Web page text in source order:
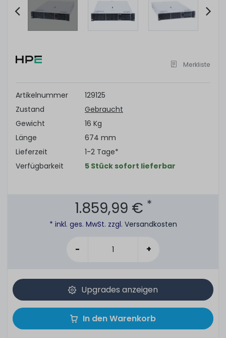
of
Merkliste
Artikelnummer
129125
Zustand
Gebraucht
Gewicht
16 Kg
Länge
674 mm
Lieferzeit
1-2 Tage*
Verfügbarkeit
5 Stück sofort lieferbar
1.859,99 € *
* inkl. ges. MwSt. zzgl. Versandkosten
- +
Upgrades anzeigen
In den Warenkorb